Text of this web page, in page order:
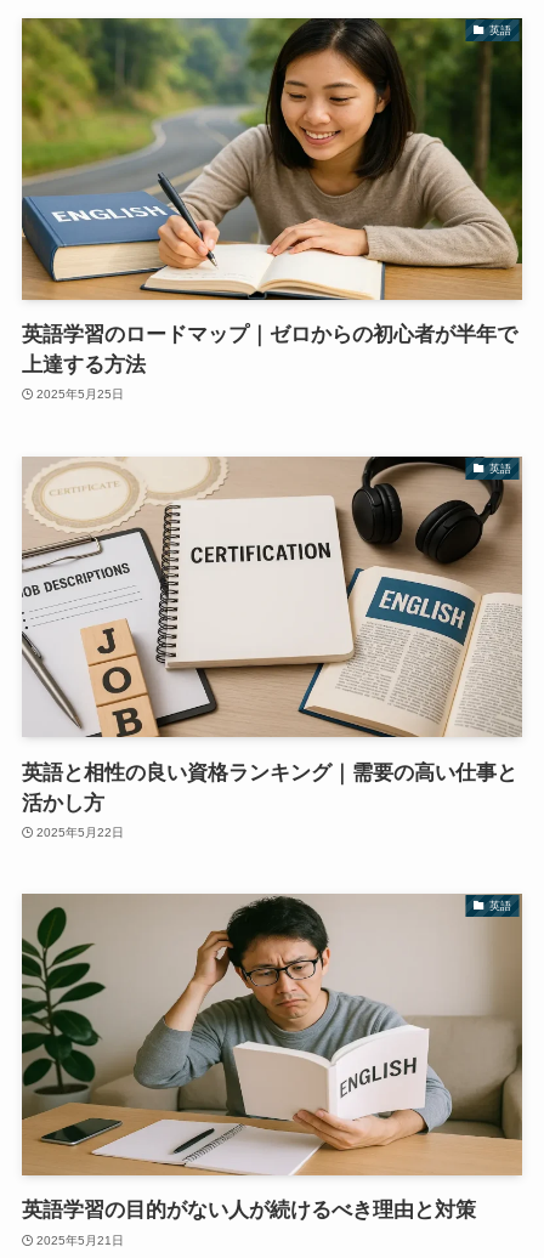
英語
英語学習のロードマップ｜ゼロからの初心者が半年で
上達する方法
2025年5月25日
英語
英語と相性の良い資格ランキング｜需要の高い仕事と
活かし方
2025年5月22日
英語
英語学習の目的がない人が続けるべき理由と対策
2025年5月21日